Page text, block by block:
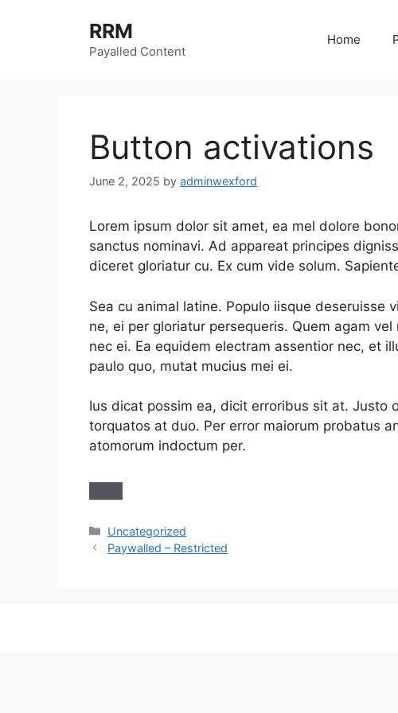
RRM
Payalled Content
Home
Button activations
June 2, 2025 by adminwexford
Lorem ipsum dolor sit amet, ea mel dolore
sanctus nominavi. Ad appareat principes
diceret gloriatur cu. Ex cum vide solum.
Sea cu animal latine. Populo iisque deseruisse
ne, ei per gloriatur persequeris. Quem agam
nec ei. Ea equidem electram assentior nec, et
paulo quo, mutat mucius mei ei.
Ius dicat possim ea, dicit erroribus sit at. Justo
torquatos at duo. Per error maiorum probatus
atomorum indoctum per.
Categories
Uncategorized
Paywalled – Restricted